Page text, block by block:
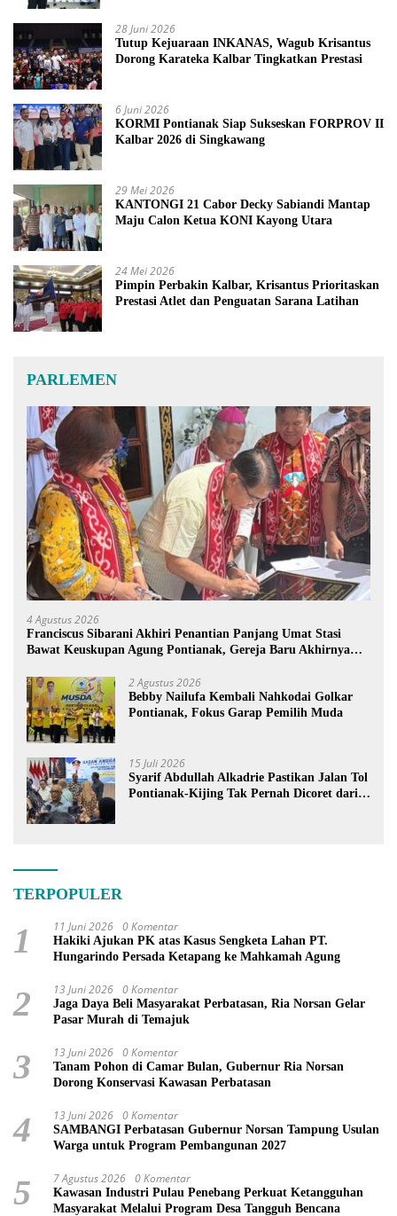
28 Juni 2026
Tutup Kejuaraan INKANAS, Wagub Krisantus
Dorong Karateka Kalbar Tingkatkan Prestasi
6 Juni 2026
KORMI Pontianak Siap Sukseskan FORPROV II
Kalbar 2026 di Singkawang
29 Mei 2026
KANTONGI 21 Cabor Decky Sabiandi Mantap
Maju Calon Ketua KONI Kayong Utara
24 Mei 2026
Pimpin Perbakin Kalbar, Krisantus Prioritaskan
Prestasi Atlet dan Penguatan Sarana Latihan
PARLEMEN
4 Agustus 2026
Franciscus Sibarani Akhiri Penantian Panjang Umat Stasi
Bawat Keuskupan Agung Pontianak, Gereja Baru Akhirnya
2 Agustus 2026
Bebby Nailufa Kembali Nahkodai Golkar
Pontianak, Fokus Garap Pemilih Muda
15 Juli 2026
Syarif Abdullah Alkadrie Pastikan Jalan Tol
Pontianak-Kijing Tak Pernah Dicoret dari
TERPOPULER
1 11 Juni 2026 0 Komentar
Hakiki Ajukan PK atas Kasus Sengketa Lahan PT.
Hungarindo Persada Ketapang ke Mahkamah Agung
2 13 Juni 2026 0 Komentar
Jaga Daya Beli Masyarakat Perbatasan, Ria Norsan Gelar
Pasar Murah di Temajuk
3 13 Juni 2026 0 Komentar
Tanam Pohon di Camar Bulan, Gubernur Ria Norsan
Dorong Konservasi Kawasan Perbatasan
4 13 Juni 2026 0 Komentar
SAMBANGI Perbatasan Gubernur Norsan Tampung Usulan
Warga untuk Program Pembangunan 2027
5 7 Agustus 2026 0 Komentar
Kawasan Industri Pulau Penebang Perkuat Ketangguhan
Masyarakat Melalui Program Desa Tangguh Bencana